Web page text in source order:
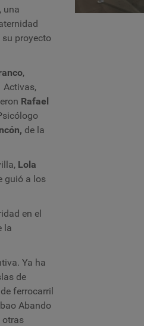
una
su proyecto
,
Activas,
Rafael
de la
Lola
guió a los
en el
la
Ya ha
de
ferrocarril
Abando
otras